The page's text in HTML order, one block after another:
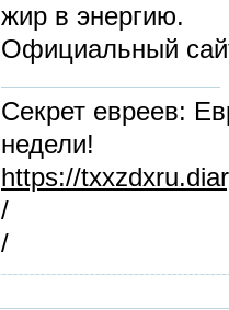
жир в энергию.
Официальный
Секрет евреев:
недели!
https://
/
/